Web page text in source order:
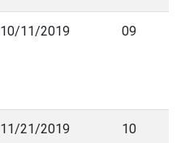
10/11/2019 09
11/21/2019 10